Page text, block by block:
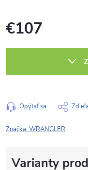
€107
Opýtať sa
Značka:WRANGLER